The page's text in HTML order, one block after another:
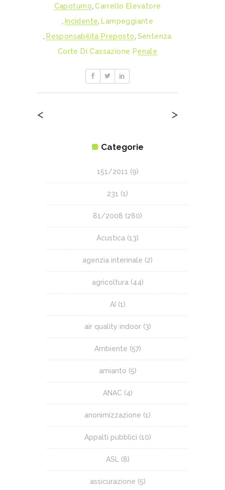
Capoturno Carrello Elevatore
Incidente Lampeggiante
Responsabilità Preposto Sentenza
Corte Di Cassazione Penale
< >
Categorie
151/2011 (9)
231 (1)
81/2008 (280)
Acustica (13)
agenzia interinale (2)
agricoltura (44)
AI (1)
air quality indoor(3)
Ambiente (57)
amianto (5)
ANAC (4)
anonimizzazione (1)
Appalti pubblici (10)
ASL (8)
assicurazione (5)